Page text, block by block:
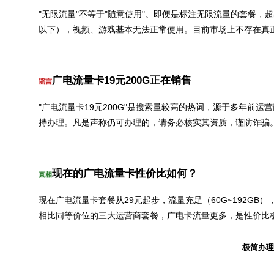
"无限流量"不等于"随意使用"。即便是标注无限流量的套餐，
以下），视频、游戏基本无法正常使用。目前市场上不存在真
谣言广电流量卡19元200G正在销售
"广电流量卡19元200G"是搜索量较高的热词，源于多年前运
持办理。凡是声称仍可办理的，请务必核实其资质，谨防诈骗
真相现在的广电流量卡性价比如何？
现在广电流量卡套餐从29元起步，流量充足（60G~192GB
相比同等价位的三大运营商套餐，广电卡流量更多，是性价比
极简办